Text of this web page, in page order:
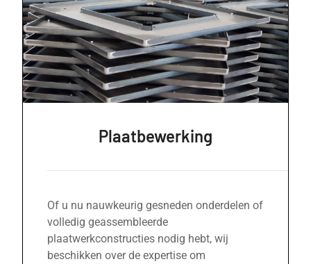
Plaatbewerking
Of u nu nauwkeurig gesneden onderdelen of
volledig geassembleerde
plaatwerkconstructies nodig hebt, wij
beschikken over de expertise om